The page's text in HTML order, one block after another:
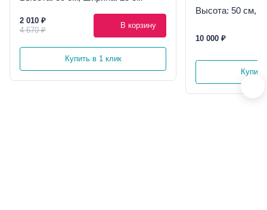
2 010 ₽
4 670 ₽
В корзину
Купить в 1 клик
Высота: 50 см,
10 000 ₽